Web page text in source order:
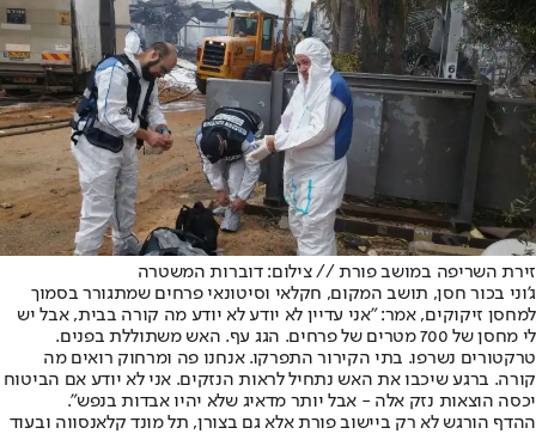
זירת השריפה במושב פורת // צילום: דוברות המשטרה
ג'וני בכור חסן, תושב המקום, חקלאי וסיטונאי פרחים שמתגורר בסמוך
למחסן זיקוקים, אמר: "אני עדיין לא יודע לא יודע מה קורה בבית, אבל יש
לי מחסן של 700 מטרים של פרחים. הגג עף. האש משתוללת בפנים.
טרקטורים נשרפו. בתי הקירור התפרקו. אנחנו פה ומרחוק רואים מה
קורה. ברגע שיכבו את האש נתחיל לראות הנזקים. אני לא יודע אם הביטוח
יכסה הוצאות נזק אלה - אבל יותר מדאיג שלא יהיו אבדות בנפש".
ההדף הורגש לא רק ביישוב פורת אלא גם בצורן, תל מונד קלאנסווה ובעוד